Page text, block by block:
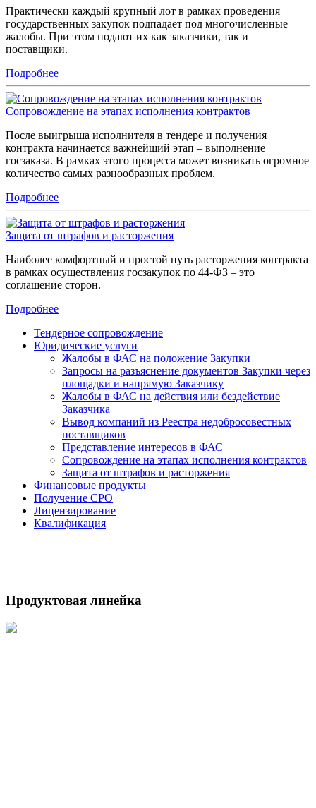
Практически каждый крупный лот в рамках проведения
государственных закупок подпадает под многочисленные
жалобы. При этом подают их как заказчики, так и
поставщики.
Подробнее
Сопровождение на этапах исполнения контрактов
После выигрыша исполнителя в тендере и получения
контракта начинается важнейший этап – выполнение
госзаказа. В рамках этого процесса может возникать огромное
количество самых разнообразных проблем.
Подробнее
Защита от штрафов и расторжения
Наиболее комфортный и простой путь расторжения контракта
в рамках осуществления госзакупок по 44-ФЗ – это
соглашение сторон.
Подробнее
Тендерное сопровождение
Юридические услуги
Жалобы в ФАС на положение Закупки
Запросы на разъяснение документов Закупки через
площадки и напрямую Заказчику
Жалобы в ФАС на действия или бездействие
Заказчика
Вывод компаний из Реестра недобросовестных
поставщиков
Представление интересов в ФАС
Сопровождение на этапах исполнения контрактов
Защита от штрафов и расторжения
Финансовые продукты
Получение СРО
Лицензирование
Квалификация
Продуктовая линейка